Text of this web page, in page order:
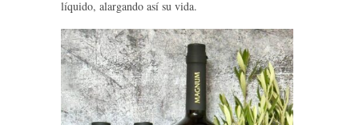
líquido, alargando así su vida.